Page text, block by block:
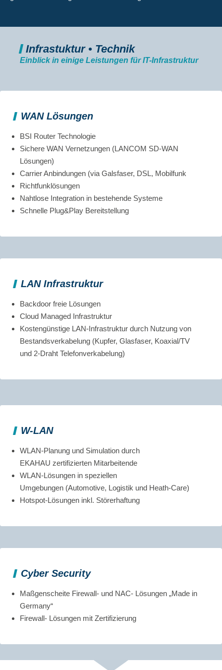
Infrastuktur • Technik
Einblick in einige Leistungen für IT-Infrastruktur
WAN Lösungen
BSI Router Technologie
Sichere WAN Vernetzungen (LANCOM SD-WAN
Lösungen)
Carrier Anbindungen (via Galsfaser, DSL, Mobilfunk
Richtfunklösungen
Nahtlose Integration in bestehende Systeme
Schnelle Plug&Play Bereitstellung
LAN Infrastruktur
Backdoor freie Lösungen
Cloud Managed Infrastruktur
Kostengünstige LAN-Infrastruktur durch Nutzung von
Bestandsverkabelung (Kupfer, Glasfaser, Koaxial/TV
und 2-Draht Telefonverkabelung)
W-LAN
WLAN-Planung und Simulation durch
EKAHAU zertifizierten Mitarbeitende
WLAN-Lösungen in speziellen
Umgebungen (Automotive, Logistik und Heath-Care)
Hotspot-Lösungen inkl. Störerhaftung
Cyber Security
Maßgenscheite Firewall- und NAC- Lösungen „Made in
Germany“
Firewall- Lösungen mit Zertifizierung